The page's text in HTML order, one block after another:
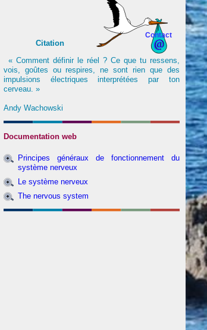
Contact
Citation
« Comment définir le réel ? Ce que tu ressens,
vois, goûtes ou respires, ne sont rien que des
impulsions électriques interprétées par ton
cerveau. »
Andy Wachowski
Documentation web
Principes généraux de fonctionnement du
système nerveux
Le système nerveux
The nervous system